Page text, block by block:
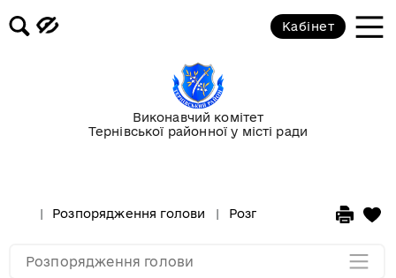
Виконавчий комітет
Тернівської районної у місті ради
Кабінет
Розпорядження голови Розпорядження за 2025
Розпорядження голови
Розпорядження за 2016 рік